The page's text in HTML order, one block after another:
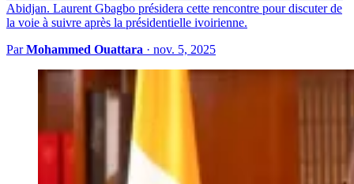
Abidjan. Laurent Gbagbo présidera cette rencontre pour discuter de
la voie à suivre après la présidentielle ivoirienne.
ParMohammed Ouattara · nov. 5, 2025